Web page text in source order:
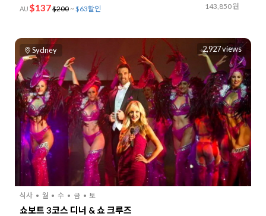
143,850 원
AU $137$200 ~ $63할인
Sydney 2,927 views
식사 월 수 금 토
쇼보트 3코스 디너 & 쇼 크루즈